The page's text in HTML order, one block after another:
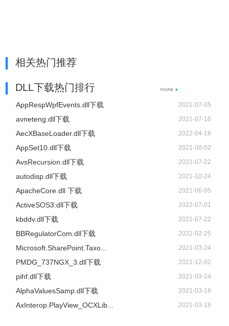
相关热门推荐
DLL下载热门排行
AppRespWpfEvents.dll下载 2021-07-05
avneteng.dll下载 2021-07-16
AecXBaseLoader.dll下载 2022-04-16
AppSet10.dll下载 2021-08-02
AvsRecursion.dll下载 2022-07-22
autodisp.dll下载 2021-10-24
ApacheCore.dll 下载 2021-06-05
ActiveSOS3.dll下载 2022-07-01
kbddv.dll下载 2021-07-22
BBRegulatorCom.dll下载 2022-02-25
Microsoft.SharePoint.Taxo... 2021-03-24
PMDG_737NGX_3.dll下载 2021-12-02
pihf.dll下载 2021-03-24
AlphaValuesSamp.dll下载 2021-03-18
AxInterop.PlayView_OCXLib... 2021-03-18